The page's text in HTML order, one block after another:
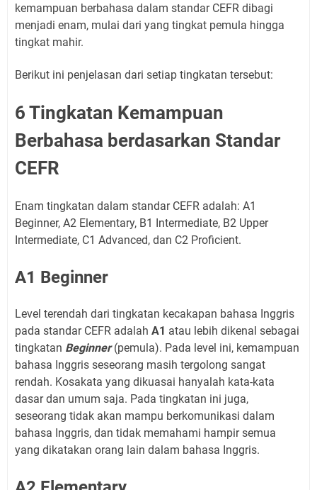
kemampuan berbahasa dalam standar CEFR dibagi
menjadi enam, mulai dari yang tingkat pemula hingga
tingkat mahir.
Berikut ini penjelasan dari setiap tingkatan tersebut:
6 Tingkatan Kemampuan
Berbahasa berdasarkan Standar
CEFR
Enam tingkatan dalam standar CEFR adalah: A1
Beginner, A2 Elementary, B1 Intermediate, B2 Upper
Intermediate, C1 Advanced, dan C2 Proficient.
A1 Beginner
Level terendah dari tingkatan kecakapan bahasa Inggris
pada standar CEFR adalah A1 atau lebih dikenal sebagai
tingkatan Beginner(pemula). Pada level ini, kemampuan
bahasa Inggris seseorang masih tergolong sangat
rendah. Kosakata yang dikuasai hanyalah kata-kata
dasar dan umum saja. Pada tingkatan ini juga,
seseorang tidak akan mampu berkomunikasi dalam
bahasa Inggris, dan tidak memahami hampir semua
yang dikatakan orang lain dalam bahasa Inggris.